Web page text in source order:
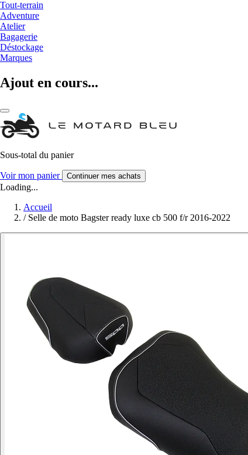
Tout-terrain
Adventure
Atelier
Bagagerie
Déstockage
Marques
Ajout en cours...
Sous-total du panier
Voir mon panier Continuer mes achats
Loading...
Accueil
/ Selle de moto Bagster ready luxe cb 500 f/r 2016-2022